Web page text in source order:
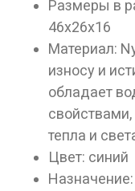
Размеры в
46х26х16
Материал:
износу и
обладает
тепла и
Цвет: синий